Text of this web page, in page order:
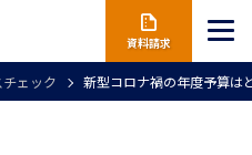
資料請求
ェック 新型コロナ禍の年度予算